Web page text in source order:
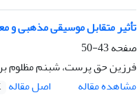
تأثیر متقابل موسیقی مذهبی و
صفحه43-50
فرزین حق پرست، شبنم مظلوم
مشاهده مقاله
اصل مقاله